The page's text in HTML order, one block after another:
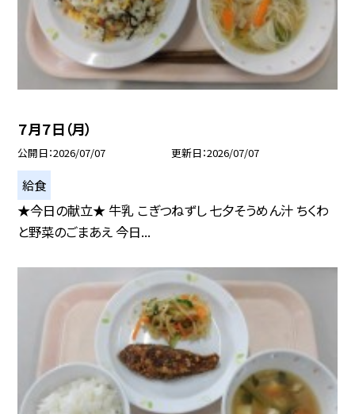
７月７日（月）
公開日 2026/07/07 更新日 2026/07/07
給食
★今日の献立★ 牛乳 こぎつねずし 七夕そうめん汁 ちくわ
と野菜のごまあえ 今日...